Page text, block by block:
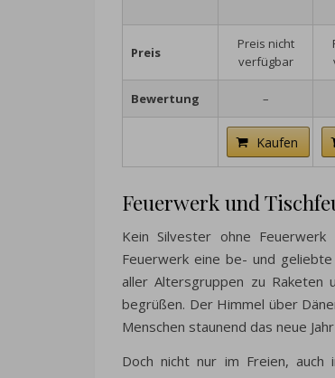
Preis
Preis nicht
verfügbar
Bewertung –
Kaufen
Feuerwerk und
Kein Silvester ohne
Feuerwerk eine be- und
aller Altersgruppen zu Raketen
begrüßen. Der Himmel über
Menschen staunend das neue
Doch nicht nur im Freien, auch